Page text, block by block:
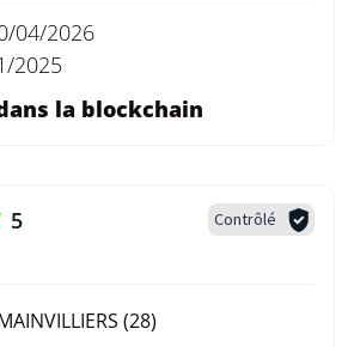
04/2026
2025
la blockchain
5 Contrôlé
(28)